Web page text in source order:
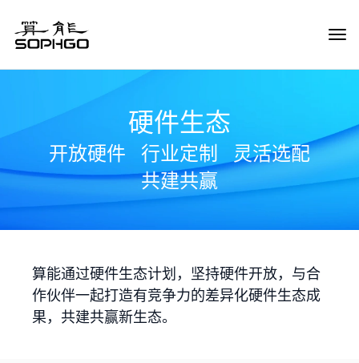
硬件生态
开放硬件 行业定制
灵活选配
共建共赢
算能通过硬件生态计划，坚持硬件开放，与合
作伙伴一起打造有竞争力的差异化硬件生态成
果，共建共赢新生态。